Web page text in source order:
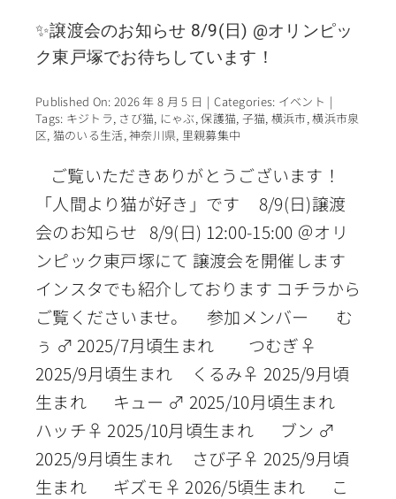
✨譲渡会のお知らせ 8/9(日) @オリンピッ
ク東戸塚でお待ちしています！
Published On: 2026 年 8 月 5 日 | Categories: イベント |
Tags: キジトラ, さび猫, にゃぶ,保護猫, 子猫, 横浜市,横浜市泉
区, 猫のいる生活,神奈川県, 里親募集中
ご覧いただきありがとうございます！
「人間より猫が好き」です 8/9(日)譲渡
会のお知らせ 8/9(日) 12:00-15:00 ＠オリ
ンピック東戸塚にて 譲渡会を開催します
インスタでも紹介しております コチラから
ご覧くださいませ。 参加メンバー む
ぅ ♂ 2025/7月頃生まれ つむぎ♀
2025/9月頃生まれ くるみ♀ 2025/9月頃
生まれ キュー ♂ 2025/10月頃生まれ
ハッチ♀ 2025/10月頃生まれ ブン ♂
2025/9月頃生まれ さび子♀ 2025/9月頃
生まれ ギズモ♀ 2026/5頃生まれ こ